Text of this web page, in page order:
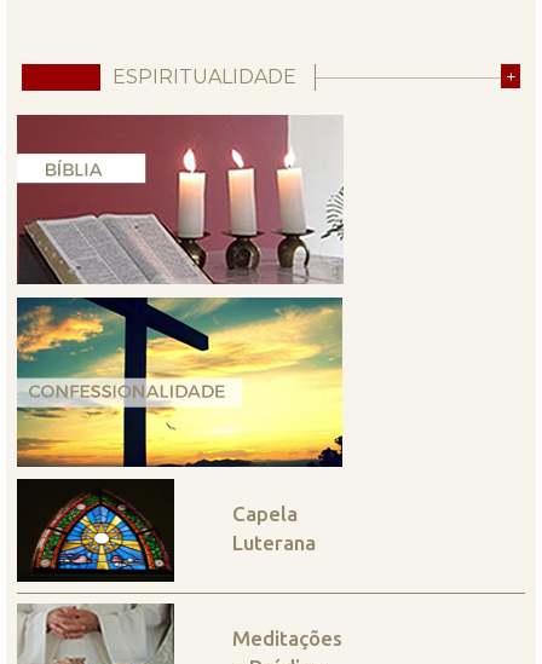
ESPIRITUALIDADE +
Capela
Luterana
Meditações